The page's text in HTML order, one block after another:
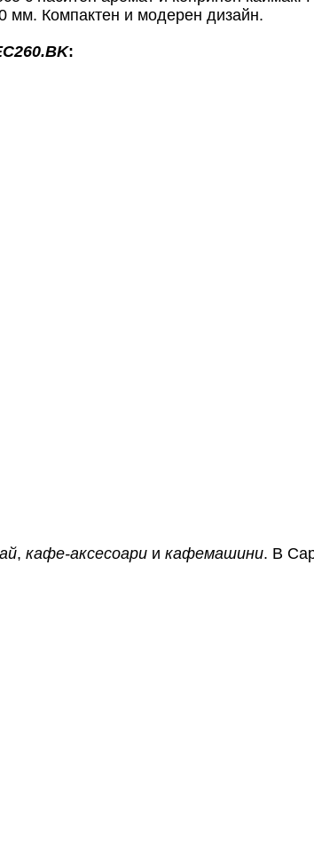
мм. Компактен и модерен дизайн.
:
, кафе-аксесоари и кафемашини. В